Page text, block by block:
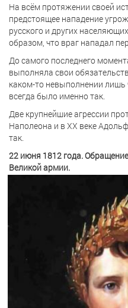
На всём протяжении своей
предстоящее нападение
русского и других
образом, что враг нападал
До самого последнего
выполняла свои
каком-то невыполнении лишь
всегда было именно так.
Две крупнейшие агрессии
Наполеона и в XX веке
так.
22 июня 1812 года.
Великой армии.